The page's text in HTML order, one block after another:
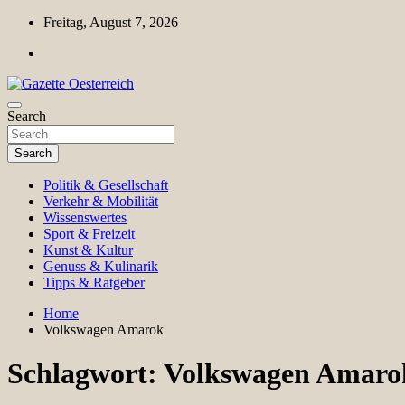
Skip
content
Freitag, August 7, 2026
Gazette Oesterreich
Magazin für Freizeit, Politik, Kultur & Wissenschaft
Search
Search
Politik & Gesellschaft
Verkehr & Mobilität
Wissenswertes
Sport & Freizeit
Kunst & Kultur
Genuss & Kulinarik
Tipps & Ratgeber
Home
Volkswagen Amarok
Schlagwort: Volkswagen